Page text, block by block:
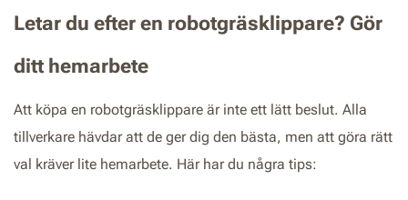
Letar du efter en robotgräsklippare? Gör
ditt hemarbete
Att köpa en robotgräsklippare är inte ett lätt beslut. Alla
tillverkare hävdar att de ger dig den bästa, men att göra rätt
val kräver lite hemarbete. Här har du några tips: